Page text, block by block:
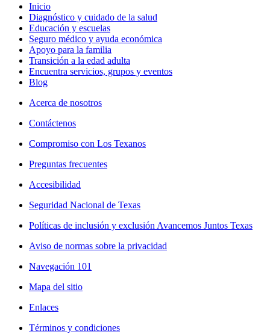
Inicio
Diagnóstico y cuidado de la salud
Educación y escuelas
Seguro médico y ayuda económica
Apoyo para la familia
Transición a la edad adulta
Encuentra servicios, grupos y eventos
Blog
Acerca de nosotros
Contáctenos
Compromiso con Los Texanos
Preguntas frecuentes
Accesibilidad
Seguridad Nacional de Texas
Políticas de inclusión y exclusión Avancemos Juntos Texas
Aviso de normas sobre la privacidad
Navegación 101
Mapa del sitio
Enlaces
Términos y condiciones